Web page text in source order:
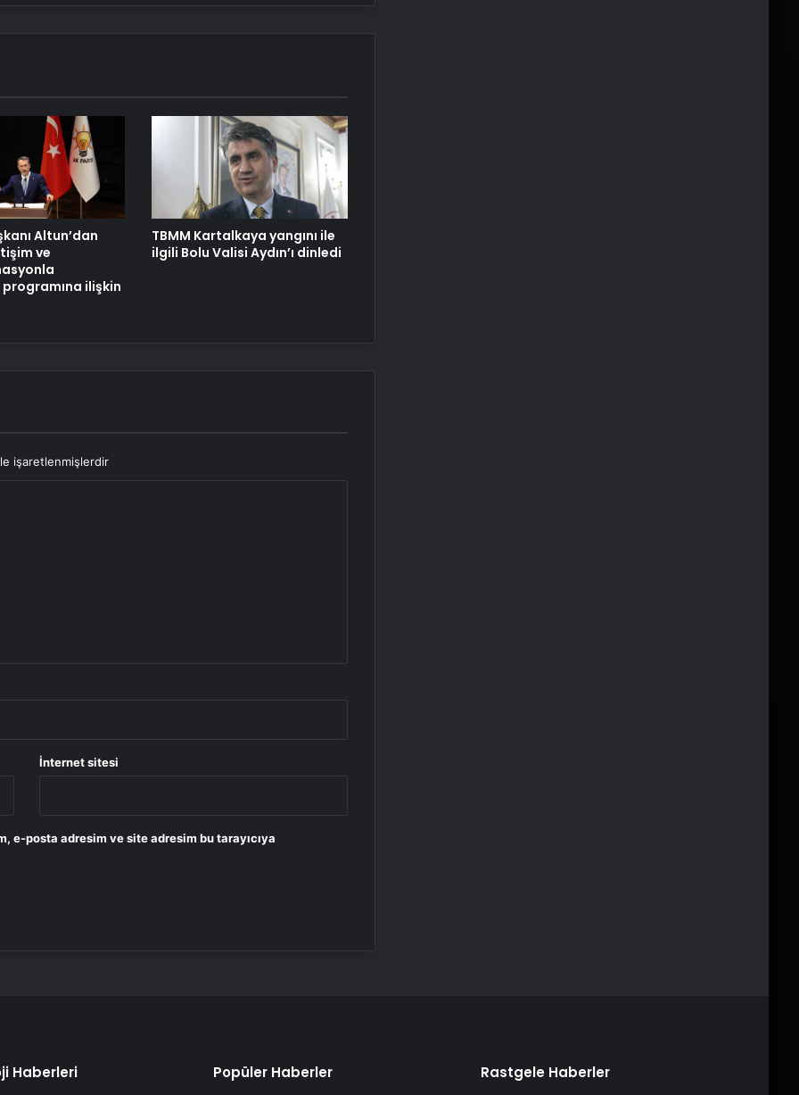
Faktörü
Hurda Fiyatları Güncel Olarak
Nereden Takip Edilir?
Datahost İle Güvenilir Sunucu
Hizmetleri
Altun’dan
ve
ilişkin
TBMM Kartalkaya yangını ile
ilgili Bolu Valisi Aydın’ı dinledi
işaretlenmişlerdir
İnternet sitesi
e-posta adresim ve site adresim bu tarayıcıya
Haberleri Popüler Haberler Rastgele Haberler